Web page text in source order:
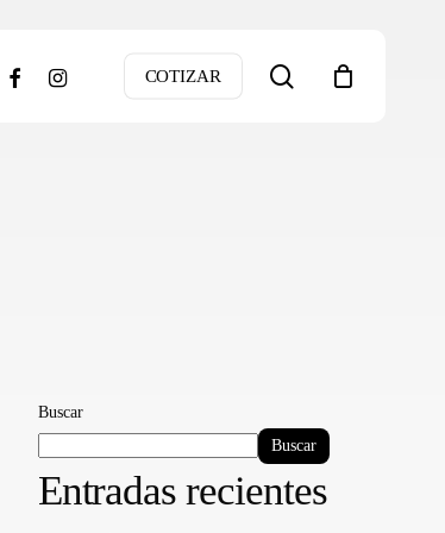
COTIZAR search
facebookinstagram
Buscar
Buscar
Entradas recientes